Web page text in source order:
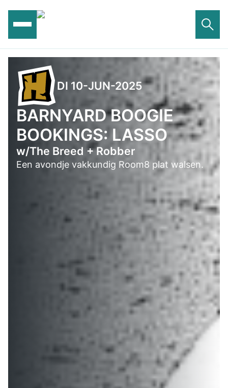
DI 10-JUN-2025
BARNYARD BOOGIE
BOOKINGS: LASSO
w/The Breed + Robber
Een avondje vakkundig Room8 plat walsen.